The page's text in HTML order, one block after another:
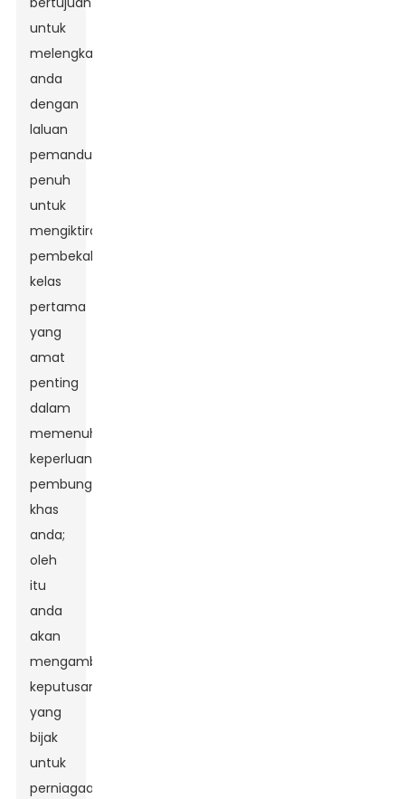
untuk
melengkapkan
anda
dengan
laluan
pemanduan
penuh
untuk
mengiktiraf
pembekal
kelas
pertama
yang
amat
penting
dalam
memenuhi
keperluan
pembungkusan
khas
anda;
oleh
itu
anda
akan
mengambil
keputusan
yang
bijak
untuk
perniagaan